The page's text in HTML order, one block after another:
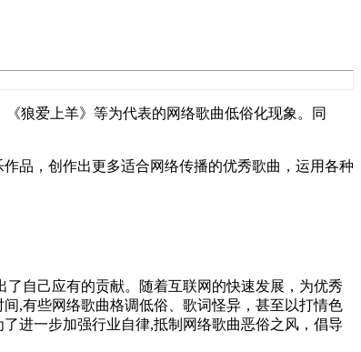
狼爱上羊》等为代表的网络歌曲低俗化现象。同
品，创作出更多适合网络传播的优秀歌曲，运用各种
自己应有的贡献。随着互联网的快速发展，为优秀
,有些网络歌曲格调低俗、歌词怪异，甚至以打情色
进一步加强行业自律,抵制网络歌曲恶俗之风，倡导